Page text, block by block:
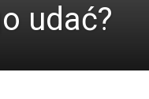
udać?